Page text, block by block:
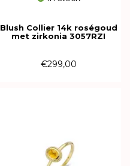
Blush Collier 14k roségoud
met zirkonia 3057RZI
€299,00